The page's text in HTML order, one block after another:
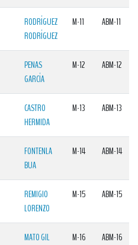
RODRÍGUEZ
RODRÍGUEZ
M-11 ABM-11
PENAS
GARCÍA
M-12 ABM-12
CASTRO
HERMIDA
M-13 ABM-13
FONTENLA
BUA
M-14 ABM-14
REMIGIO
LORENZO
M-15 ABM-15
MATO GIL M-16 ABM-16